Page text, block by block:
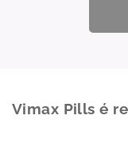
Vimax Pills é